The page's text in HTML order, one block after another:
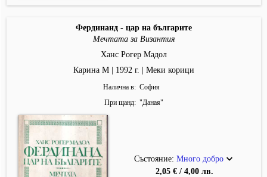
Фердинанд - цар на българите
Мечтата за Византия
Ханс Рогер Мадол
Карина М | 1992 г. | Меки корици
Налична в
София
При щанд
"Даная"
Състояние: Много добро
2,05 € / 4,00 лв.